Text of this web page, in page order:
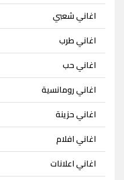
اغاني شعبي
اغاني طرب
اغاني حب
اغاني رومانسية
اغاني حزينة
اغاني افلام
اغاني اعلانات